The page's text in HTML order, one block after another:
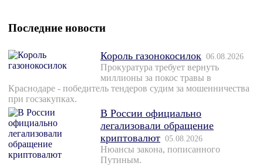
Последние новости
Король газонокосилок 06.08.2026
Прокуратура требует вернуть
миллионы за покос травы в
Краснодаре - победитель тендеров судим за мошенничества
при госзакупках.
В России официально
легализовали обращение
криптовалют 05.08.2026
Нюансы закона, пописанного
Путиным.